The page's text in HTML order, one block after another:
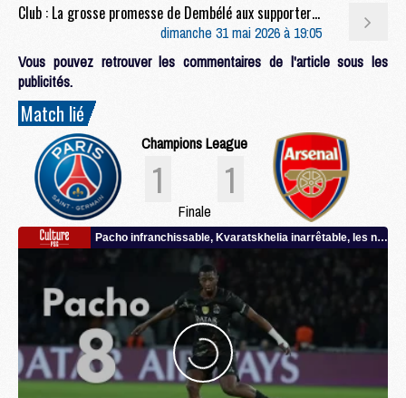
Club : La grosse promesse de Dembélé aux supporters du PSG
dimanche 31 mai 2026 à 19:05
Vous pouvez retrouver les commentaires de l'article sous les
publicités.
Match lié
Champions League
1 1
Finale